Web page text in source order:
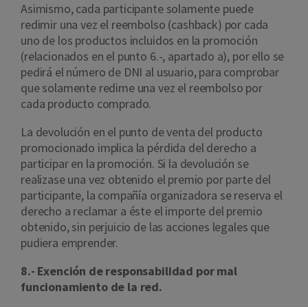
Asimismo, cada participante solamente puede
redimir una vez el reembolso (cashback) por cada
uno de los productos incluidos en la promoción
(relacionados en el punto 6.-, apartado a), por ello se
pedirá el número de DNI al usuario, para comprobar
que solamente redime una vez el reembolso por
cada producto comprado.
La devolución en el punto de venta del producto
promocionado implica la pérdida del derecho a
participar en la promoción. Si la devolución se
realizase una vez obtenido el premio por parte del
participante, la compañía organizadora se reserva el
derecho a reclamar a éste el importe del premio
obtenido, sin perjuicio de las acciones legales que
pudiera emprender.
8.- Exención de responsabilidad por mal
funcionamiento de la red.